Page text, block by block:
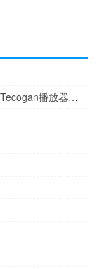
Tecogan播放器电脑版 V2020 汉化破解版（Tecogan播放器电脑版 V2020 汉化破解版功能简介）